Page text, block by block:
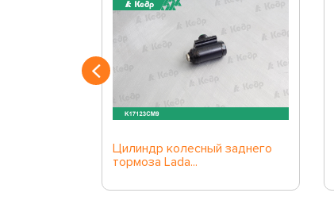
Цилиндр колесный заднего
тормоза Lada...